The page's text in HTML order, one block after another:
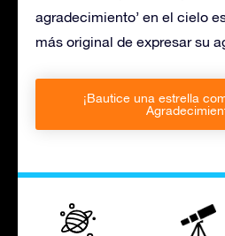
agradecimiento’ en el cielo
más original de expresar su
¡Bautice una estrella